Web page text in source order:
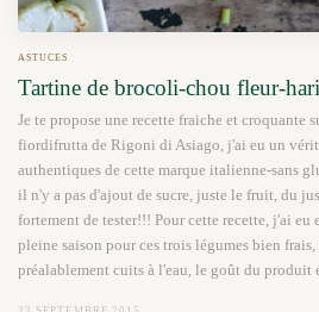
ASTUCES
Tartine de brocoli-chou fleur-
Je te propose une recette fraiche et croquante
fiordifrutta de Rigoni di Asiago, j'ai eu un
authentiques de cette marque italienne-sans
il n'y a pas d'ajout de sucre, juste le fruit, du
fortement de tester!!! Pour cette recette, j'ai
pleine saison pour ces trois légumes bien
préalablement cuits à l'eau, le goût du produit